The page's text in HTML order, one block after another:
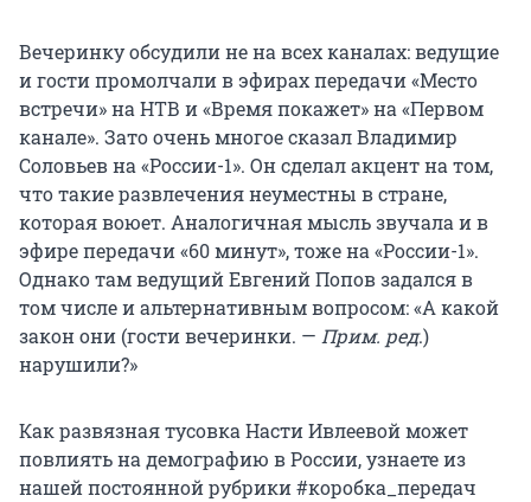
Вечеринку обсудили не на всех каналах: ведущие
и гости промолчали в эфирах передачи «Место
встречи» на НТВ и «Время покажет» на «Первом
канале». Зато очень многое сказал Владимир
Соловьев на «России-1». Он сделал акцент на том,
что такие развлечения неуместны в стране,
которая воюет. Аналогичная мысль звучала и в
эфире передачи «60 минут», тоже на «России-1».
Однако там ведущий Евгений Попов задался в
том числе и альтернативным вопросом: «А какой
закон они (гости вечеринки. — Прим. ред.)
нарушили?»
Как развязная тусовка Насти Ивлеевой может
повлиять на демографию в России, узнаете из
нашей постоянной рубрики #коробка_передач